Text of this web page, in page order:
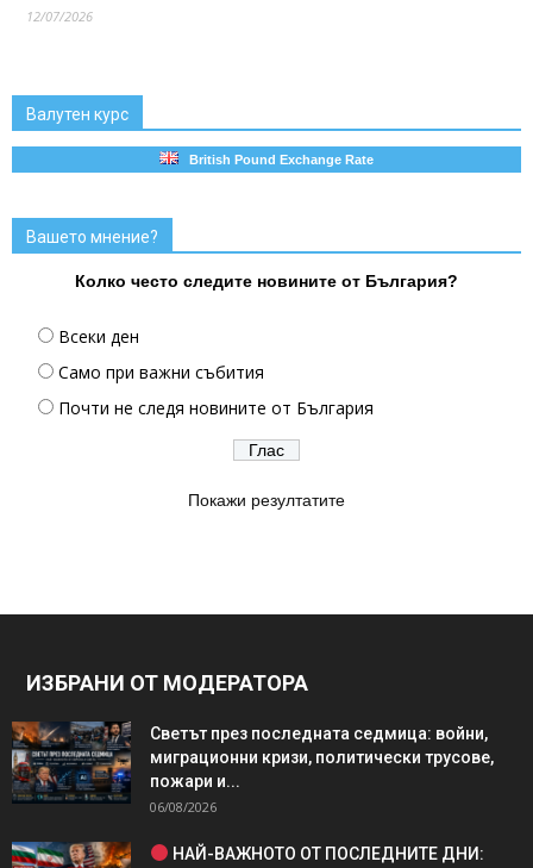
12/07/2026
Валутен курс
British Pound Exchange Rate
Вашето мнение?
Колко често следите новините от България?
Всеки ден
Само при важни събития
Почти не следя новините от България
Покажи резултатите
ИЗБРАНИ ОТ МОДЕРАТОРА
Светът през последната седмица: войни,
миграционни кризи, политически трусове,
пожари и...
06/08/2026
НАЙ-ВАЖНОТО ОТ ПОСЛЕДНИТЕ ДНИ: